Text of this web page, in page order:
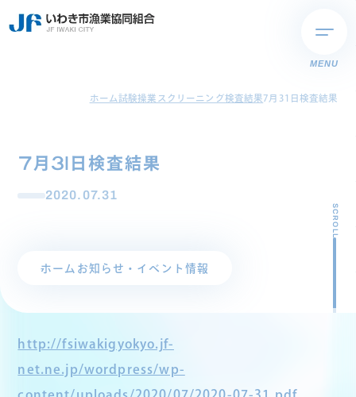
MENU
ホーム試験操業スクリーニング検査結果7月31日検査結果
7月31日検査結果
2020.07.31
ホーム お知らせ・イベント情報
SCROLL
http://fsiwakigyokyo.jf-
net.ne.jp/wordpress/wp-
content/uploads/2020/07/2020-07-31.pdf